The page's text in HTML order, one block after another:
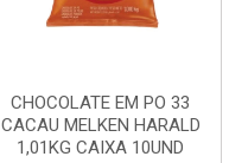
CHOCOLATE EM PO 33
CACAU MELKEN HARALD
1,01KG CAIXA 10UND